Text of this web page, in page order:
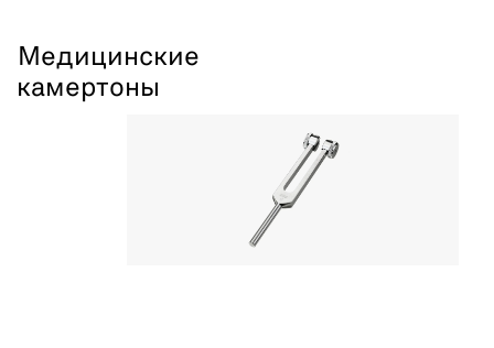
Медицинские
камертоны